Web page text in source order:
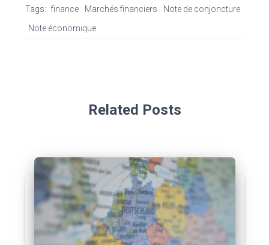
Tags: finance Marchés financiers
Note de conjoncture
Note économique
Related Posts